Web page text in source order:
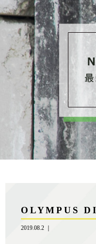
OLYMPUS
2019.08.2 ｜